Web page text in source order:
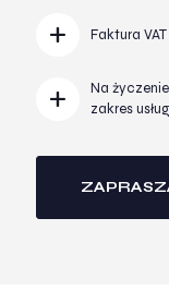
Faktura
Na
zakres